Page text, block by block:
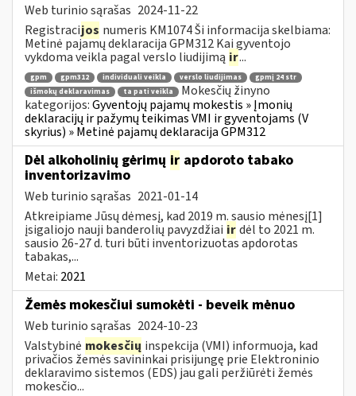
Web turinio sąrašas 2024-11-22
Registracijos numeris KM1074 Ši informacija skelbiama:
Metinė pajamų deklaracija GPM312 Kai gyventojo
vykdoma veikla pagal verslo liudijimą ir...
gpm gpm312 individuali veikla verslo liudijimas
gpmį 24 str
išmokų deklaravimas
ta pati veikla
Mokesčių žinyno
kategorijos:Gyventojų pajamų mokestis » Įmonių
deklaracijų ir pažymų teikimas VMI ir gyventojams (V
skyrius) » Metinė pajamų deklaracija GPM312
Dėl alkoholinių gėrimų ir apdoroto tabako
inventorizavimo
Web turinio sąrašas 2021-01-14
Atkreipiame Jūsų dėmesį, kad 2019 m. sausio mėnesį[1]
įsigaliojo nauji banderolių pavyzdžiai irdėl to 2021 m.
sausio 26-27 d. turi būti inventorizuotas apdorotas
tabakas,...
Metai: 2021
Žemės mokesčiui sumokėti - beveik mėnuo
Web turinio sąrašas 2024-10-23
Valstybinė mokesčių inspekcija (VMI) informuoja, kad
privačios žemės savininkai prisijungę prie Elektroninio
deklaravimo sistemos (EDS) jau gali peržiūrėti žemės
mokesčio...